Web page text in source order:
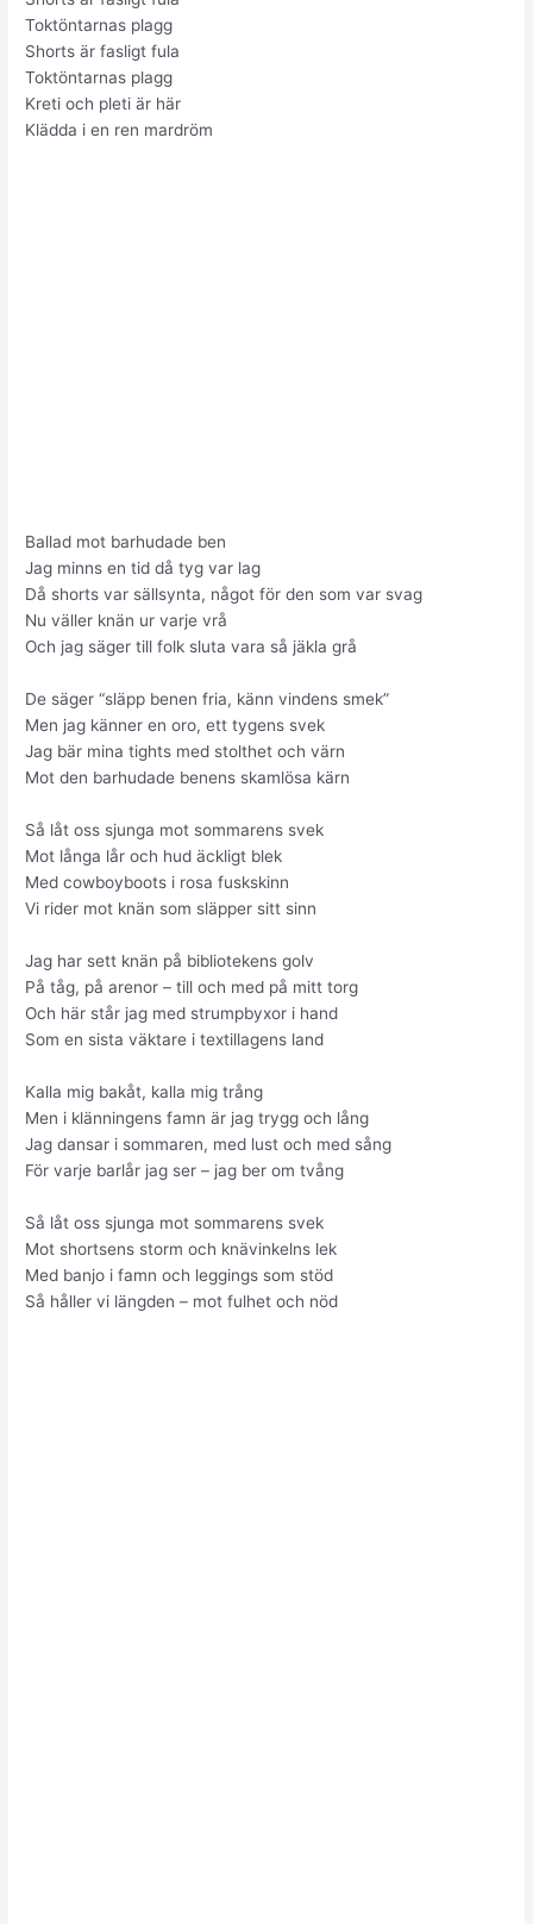
Toktöntarnas plagg
Shorts är fasligt fula
Toktöntarnas plagg
Kreti och pleti är här
Klädda i en ren mardröm
Ballad mot barhudade ben
Jag minns en tid då tyg var lag
Då shorts var sällsynta, något för den som var svag
Nu väller knän ur varje vrå
Och jag säger till folk sluta vara så jäkla grå
De säger “släpp benen fria, känn vindens smek”
Men jag känner en oro, ett tygens svek
Jag bär mina tights med stolthet och värn
Mot den barhudade benens skamlösa kärn
Så låt oss sjunga mot sommarens svek
Mot långa lår och hud äckligt blek
Med cowboyboots i rosa fuskskinn
Vi rider mot knän som släpper sitt sinn
Jag har sett knän på bibliotekens golv
På tåg, på arenor – till och med på mitt torg
Och här står jag med strumpbyxor i hand
Som en sista väktare i textillagens land
Kalla mig bakåt, kalla mig trång
Men i klänningens famn är jag trygg och lång
Jag dansar i sommaren, med lust och med sång
För varje barlår jag ser – jag ber om tvång
Så låt oss sjunga mot sommarens svek
Mot shortsens storm och knävinkelns lek
Med banjo i famn och leggings som stöd
Så håller vi längden – mot fulhet och nöd